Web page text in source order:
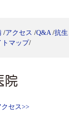
/アクセス /Q&A/抗生
トマップ/
クセス>>